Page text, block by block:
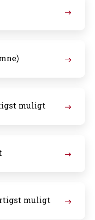
muligt
muligt